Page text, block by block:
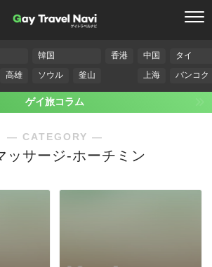
高雄
韓国
ソウル
釜山
香港
中国
上海
タイ
バンコク
ゲイ旅コラム
― CATEGORY ―
ッサージ-ホーチミン